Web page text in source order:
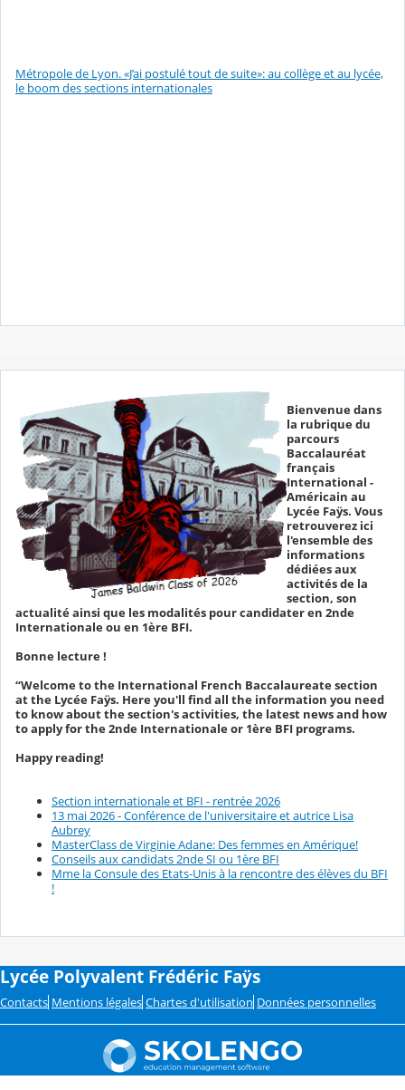
Métropole de Lyon. «J’ai postulé tout de suite»: au collège et au lycée,
le boom des sections internationales
Bienvenue dans
la rubrique du
parcours
Baccalauréat
français
International -
Américain au
Lycée Faÿs. Vous
retrouverez ici
l'ensemble des
informations
dédiées aux
activités de la
section, son
actualité ainsi que les modalités pour candidater en 2nde
Internationale ou en 1ère BFI.
Bonne lecture !
“Welcome to the International French Baccalaureate section
at the Lycée Faÿs. Here you'll find all the information you need
to know about the section's activities, the latest news and how
to apply for the 2nde Internationale or 1ère BFI programs.
Happy reading!
Section internationale et BFI - rentrée 2026
13 mai 2026 - Conférence de l'universitaire et autrice Lisa
Aubrey
MasterClass de Virginie Adane: Des femmes en Amérique!
Conseils aux candidats 2nde SI ou 1ère BFI
Mme la Consule des Etats-Unis à la rencontre des élèves du BFI
!
Lycée Polyvalent Frédéric Faÿs
Contacts Mentions légales Chartes d'utilisation Données personnelles